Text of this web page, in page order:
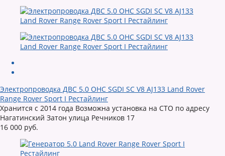
Электропроводка ДВС 5.0 OHC SGDI SC V8 AJ133 Land Rover
Range Rover Sport I Рестайлинг
Хранится с 2014 года Возможна установка на СТО по адресу
Нагатинский Затон улица Речников 17
16 000 руб.